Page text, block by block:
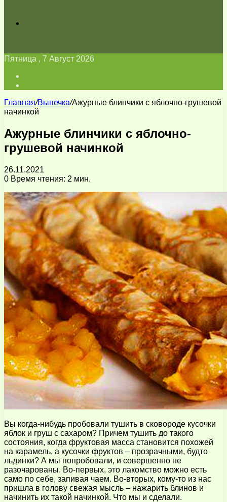
Пятница , 7 Август 2026
Главная/Выпечка/Ажурные блинчики с яблочно-грушевой
начинкой
Ажурные блинчики с яблочно-
грушевой начинкой
26.11.2021
0 Время чтения: 2 мин.
Вы когда-нибудь пробовали тушить в сковороде кусочки
яблок и груш с сахаром? Причем тушить до такого
состояния, когда фруктовая масса становится похожей
на карамель, а кусочки фруктов – прозрачными, будто
льдинки? А мы попробовали, и совершенно не
разочарованы. Во-первых, это лакомство можно есть
само по себе, запивая чаем. Во-вторых, кому-то из нас
пришла в голову свежая мысль – нажарить блинов и
начинить их такой начинкой. Что мы и сделали.